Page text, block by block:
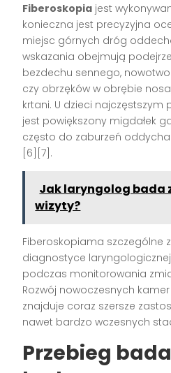
Fiberoskopia jest
konieczna jest precyzyjna
miejsc górnych dróg
wskazania obejmują
bezdechu sennego,
czy obrzęków w obrębie
krtani. U dzieci
jest powiększony migdałek
często do zaburzeń
[6][7].
Jak laryngolog bada
wizyty?
Fiberoskopiama szczególne
diagnostyce
podczas monitorowania
Rozwój nowoczesnych
znajduje coraz szersze
nawet bardzo wczesnych
Przebieg